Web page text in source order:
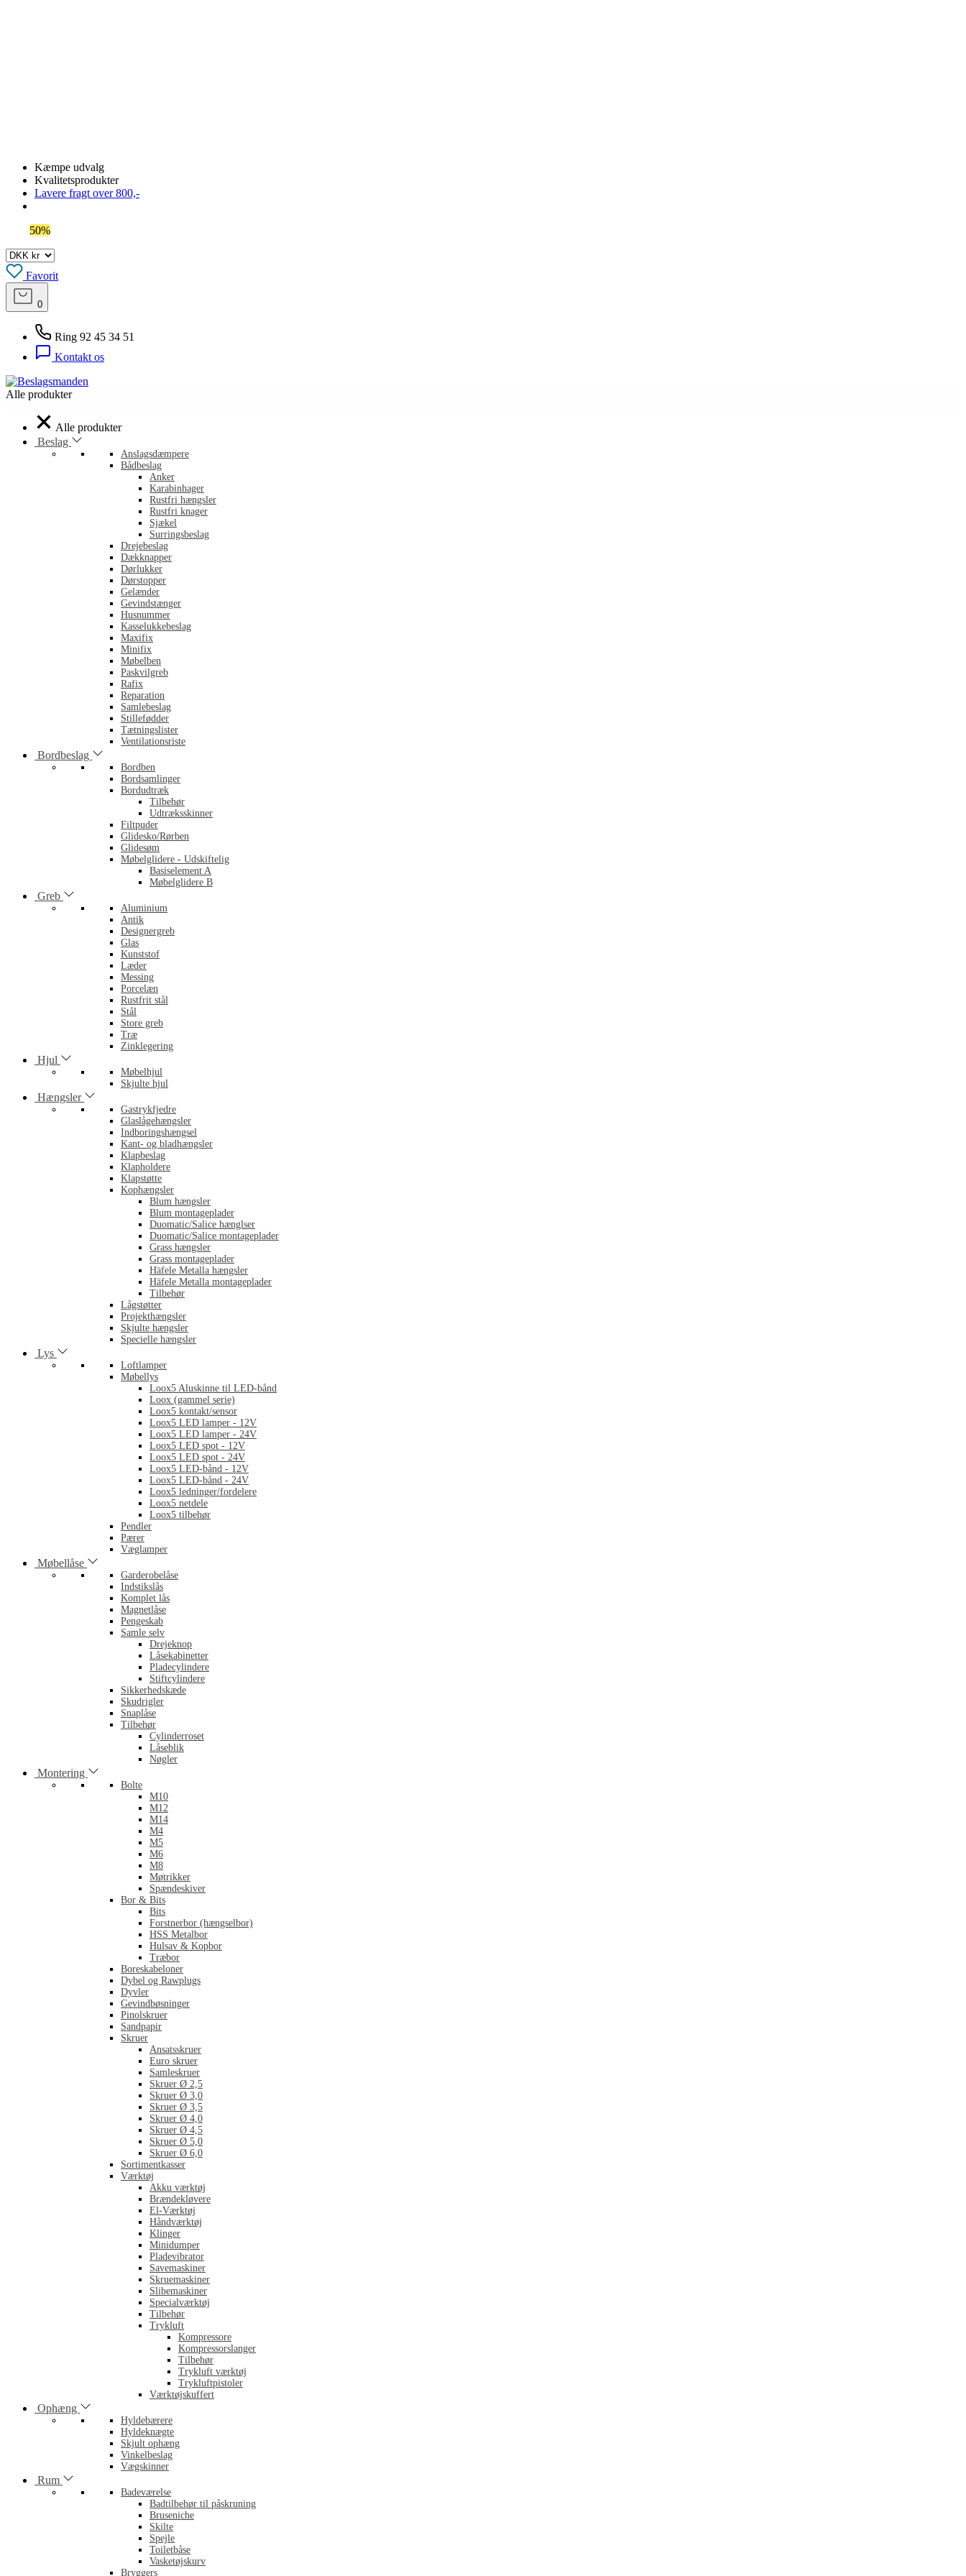
Kæmpe udvalg
Kvalitetsprodukter
Lavere fragt over 800,-
50%
Favorit
0
Ring 92 45 34 51
Kontakt os
Alle produkter
Alle produkter
Beslag
Anslagsdæmpere
Bådbeslag
Anker
Karabinhager
Rustfri hængsler
Rustfri knager
Sjækel
Surringsbeslag
Drejebeslag
Dækknapper
Dørlukker
Dørstopper
Gelænder
Gevindstænger
Husnummer
Kasselukkebeslag
Maxifix
Minifix
Møbelben
Paskvilgreb
Rafix
Reparation
Samlebeslag
Stillefødder
Tætningslister
Ventilationsriste
Bordbeslag
Bordben
Bordsamlinger
Bordudtræk
Tilbehør
Udtræksskinner
Filtpuder
Glidesko/Rørben
Glidesøm
Møbelglidere - Udskiftelig
Basiselement A
Møbelglidere B
Greb
Aluminium
Antik
Designergreb
Glas
Kunststof
Læder
Messing
Porcelæn
Rustfrit stål
Stål
Store greb
Træ
Zinklegering
Hjul
Møbelhjul
Skjulte hjul
Hængsler
Gastrykfjedre
Glaslågehængsler
Indboringshængsel
Kant- og bladhængsler
Klapbeslag
Klapholdere
Klapstøtte
Kophængsler
Blum hængsler
Blum montageplader
Duomatic/Salice hænglser
Duomatic/Salice montageplader
Grass hængsler
Grass montageplader
Häfele Metalla hængsler
Häfele Metalla montageplader
Tilbehør
Lågstøtter
Projekthængsler
Skjulte hængsler
Specielle hængsler
Lys
Loftlamper
Møbellys
Loox5 Aluskinne til LED-bånd
Loox (gammel serie)
Loox5 kontakt/sensor
Loox5 LED lamper - 12V
Loox5 LED lamper - 24V
Loox5 LED spot - 12V
Loox5 LED spot - 24V
Loox5 LED-bånd - 12V
Loox5 LED-bånd - 24V
Loox5 ledninger/fordelere
Loox5 netdele
Loox5 tilbehør
Pendler
Pærer
Væglamper
Møbellåse
Garderobelåse
Indstikslås
Komplet lås
Magnetlåse
Pengeskab
Samle selv
Drejeknop
Låsekabinetter
Pladecylindere
Stiftcylindere
Sikkerhedskæde
Skudrigler
Snaplåse
Tilbehør
Cylinderroset
Låseblik
Nøgler
Montering
Bolte
M10
M12
M14
M4
M5
M6
M8
Møtrikker
Spændeskiver
Bor & Bits
Bits
Forstnerbor (hængselbor)
HSS Metalbor
Hulsav & Kopbor
Træbor
Boreskabeloner
Dybel og Rawplugs
Dyvler
Gevindbøsninger
Pinolskruer
Sandpapir
Skruer
Ansatsskruer
Euro skruer
Samleskruer
Skruer Ø 2,5
Skruer Ø 3,0
Skruer Ø 3,5
Skruer Ø 4,0
Skruer Ø 4,5
Skruer Ø 5,0
Skruer Ø 6,0
Sortimentkasser
Værktøj
Akku værktøj
Brændekløvere
El-Værktøj
Håndværktøj
Klinger
Minidumper
Pladevibrator
Savemaskiner
Skruemaskiner
Slibemaskiner
Specialværktøj
Tilbehør
Trykluft
Kompressore
Kompressorslanger
Tilbehør
Trykluft værktøj
Trykluftpistoler
Værktøjskuffert
Ophæng
Hyldebærere
Hyldeknægte
Skjult ophæng
Vinkelbeslag
Vægskinner
Rum
Badeværelse
Badtilbehør til påskruning
Bruseniche
Skilte
Spejle
Toiletbåse
Vasketøjskurv
Bryggers